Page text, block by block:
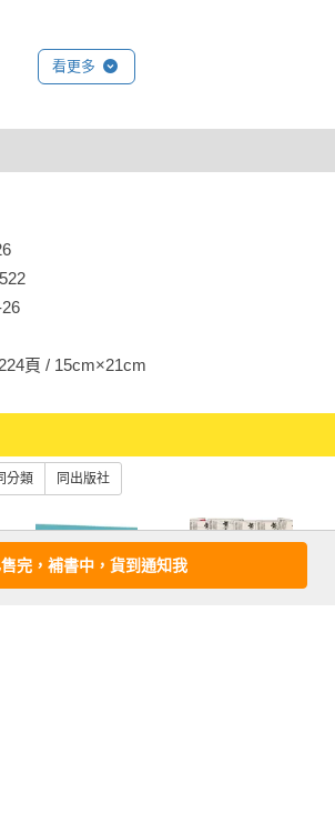
看更多
/ 224頁 / 15cm×21cm
分類 同出版社
完，補書中，貨到通知我